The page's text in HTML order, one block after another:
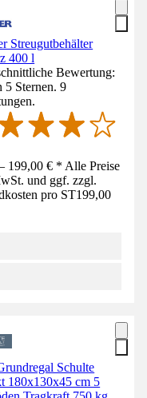
Streugutbehälter
400 l
Bewertung:
5 Sternen. 9
199,00 € * Alle Preise
und ggf. zzgl.
pro ST199,00
Schulte
180x130x45 cm 5